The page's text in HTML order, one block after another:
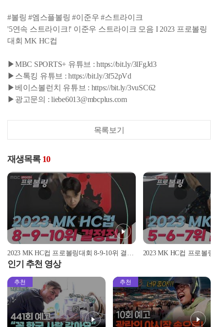
#볼링 #엠스플볼링 #이준우 #스트라이크
'5연속 스트라이크!' 이준우 스트라이크 모음 I 2023 프로볼링
대회 MK HC컵
▶MBC SPORTS+ 유튜브 : https://bit.ly/3lFgJd3
▶스톡킹 유튜브 : https://bit.ly/3f52pVd
▶베이스볼런치 유튜브 : https://bit.ly/3vuSC62
▶광고문의 : liebe6013@mbcplus.com
목록보기
재생목록 10
2023 MK HC컵 프로볼링대회 8-9-10위 결정전 | 오세완 vs 김태인 vs 김광욱 vs 김경범 | 2023.03.20 방송
인기 추천 영상
추천 추천